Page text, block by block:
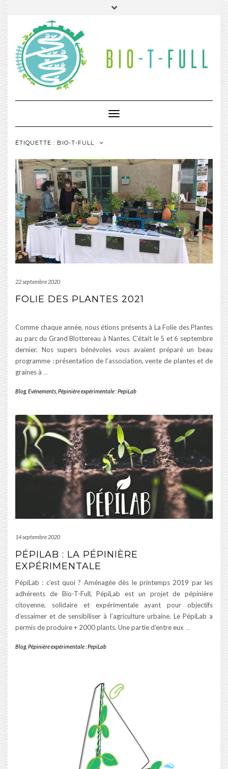
Toggle
Navigation
ÉTIQUETTE : BIO-T-FULL
22 septembre 2020
FOLIE DES PLANTES 2021
Comme chaque année, nous étions présents à La Folie des Plantes
au parc du Grand Blottereau à Nantes. C’était le 5 et 6 septembre
dernier. Nos supers bénévoles vous avaient préparé un beau
programme : présentation de l’association, vente de plantes et de
graines à …
Blog, Evénements Pépinière expérimentale : PepiLab
14 septembre 2020
PÉPILAB : LA PÉPINIÈRE
EXPÉRIMENTALE
PépiLab : c’est quoi ? Aménagée dès le printemps 2019 par les
adhérents de Bio-T-Full, PépiLab est un projet de pépinière
citoyenne, solidaire et expérimentale ayant pour objectifs
d’essaimer et de sensibiliser à l’agriculture urbaine. Le PépiLab a
permis de produire + 2000 plants. Une partie d’entre eux …
Blog, Pépinière expérimentale : PepiLab